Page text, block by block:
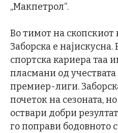
„Макпетрол“.
Во тимот на скопскиот
Заборска е
спортска кариера таа
пласмани од учествата
премиер-лиги.
почеток на сезоната,
оствари добри
го поправи бодовното